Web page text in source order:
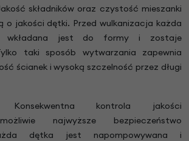
składników oraz czystość mieszanki
o jakości dętki. Przed wulkanizacja każda
wkładana jest do formy i zostaje
taki sposób wytwarzania zapewnia
ścianek i wysoką szczelność przez długi
Konsekwentna kontrola jakości
najwyższe bezpieczeństwo
dętka jest napompowywana i